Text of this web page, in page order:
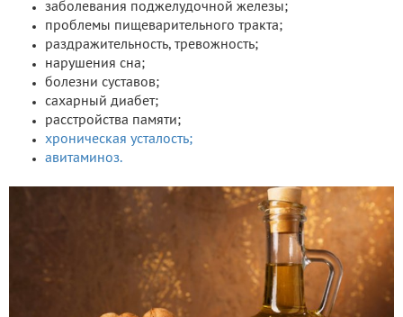
заболевания поджелудочной железы;
проблемы пищеварительного тракта;
раздражительность, тревожность;
нарушения сна;
болезни суставов;
сахарный диабет;
расстройства памяти;
хроническая усталость;
авитаминоз.